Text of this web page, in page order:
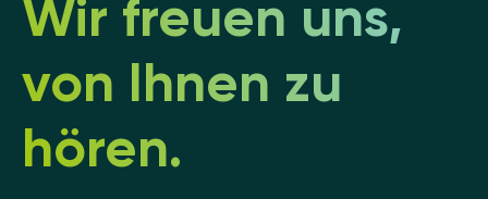
Wir freuen uns,
von Ihnen zu
hören.